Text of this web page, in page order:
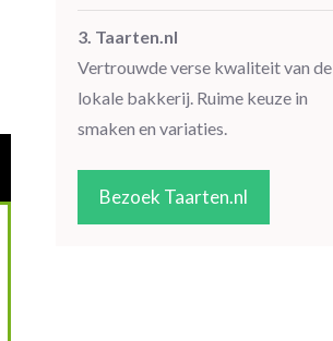
3. Taarten.nl
Vertrouwde verse kwaliteit van de
lokale bakkerij. Ruime keuze in
smaken en variaties.
Bezoek Taarten.nl